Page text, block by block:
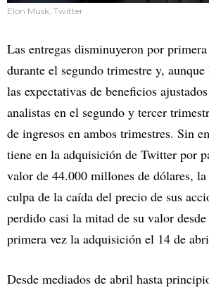
Elon Musk, Twitter
Las entregas disminuyeron por
durante el segundo trimestre y, aunque
las expectativas de beneficios
analistas en el segundo y tercer
de ingresos en ambos trimestres. Sin
tiene en la adquisición de Twitter por
valor de 44.000 millones de dólares,
culpa de la caída del precio de sus
perdido casi la mitad de su valor
primera vez la adquisición el 14 de
Desde mediados de abril hasta